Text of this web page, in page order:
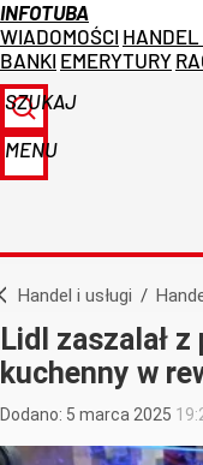
INFOTUBA
WIADOMOŚCI HANDEL
BANKI EMERYTURY
SZUKAJ
MENU
Handel i usługi /
Lidl zaszalał
kuchenny w
Dodano: 5 marca 2025